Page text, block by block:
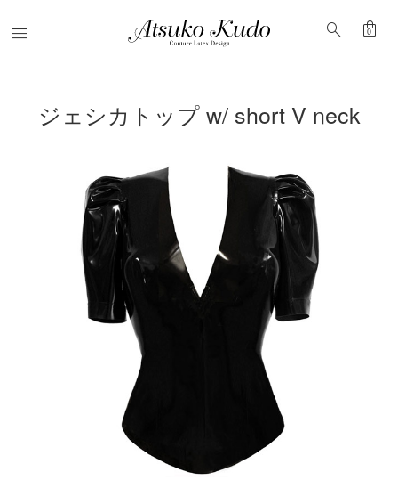
Menu search shopping_bag
0
ジェシカトップ w/ short V neck